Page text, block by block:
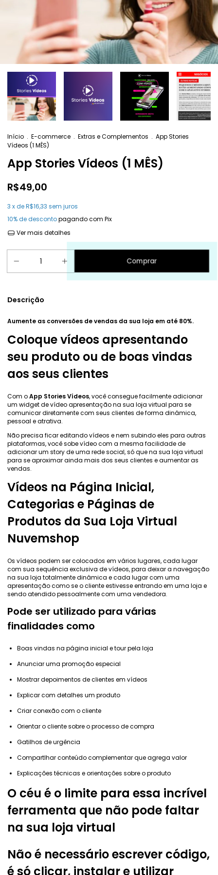
Início . E-commerce . Extras e Complementos . App Stories
Vídeos (1 MÊS)
App Stories Vídeos (1 MÊS)
R$49,00
3 x deR$16,33 sem juros
10% de descontopagando com Pix
Ver mais detalhes
Descrição
Aumente as conversões de vendas da sua loja em até 80%.
Coloque vídeos apresentando
seu produto ou de boas vindas
aos seus clientes
Com oApp Stories Vídeos, você consegue facilmente adicionar
um widget de vídeo apresentação na sua loja virtual para se
comunicar diretamente com seus clientes de forma dinâmica,
pessoal e atrativa.
Não precisa ficar editando vídeos e nem subindo eles para outras
plataformas, você sobe vídeo com a mesma facilidade de
adicionar um story de uma rede social, só que na sua loja virtual
para se aproximar ainda mais dos seus clientes e aumentar as
vendas.
Vídeos na Página Inicial,
Categorias e Páginas de
Produtos da Sua Loja Virtual
Nuvemshop
Os vídeos podem ser colocados em vários lugares, cada lugar
com sua sequência exclusiva de vídeos, para deixar a navegação
na sua loja totalmente dinâmica e cada lugar com uma
apresentação como se o cliente estivesse entrando em uma loja e
sendo atendido pessoalmente com uma vendedora.
Pode ser utilizado para várias
finalidades como
Boas vindas na página inicial e tour pela loja
Anunciar uma promoção especial
Mostrar depoimentos de clientes em vídeos
Explicar com detalhes um produto
Criar conexão com o cliente
Orientar o cliente sobre o processo de compra
Gatilhos de urgência
Compartlhar conteúdo complementar que agrega valor
Explicações técnicas e orientações sobre o produto
O céu é o limite para essa incrível
ferramenta que não pode faltar
na sua loja virtual
Não é necessário escrever código,
é só clicar, instalar e utilizar